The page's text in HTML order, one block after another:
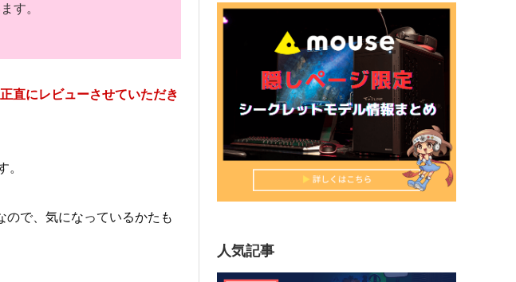
す。
直にレビューさせていただき
。
で、気になっているかたも
人気記事